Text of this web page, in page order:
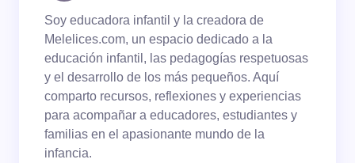
Your Comment *
Save my name and email in this browser for the
Soy educadora infantil y la creadora de
Melelices.com, un espacio dedicado a la
educación infantil, las pedagogías respetuosas
y el desarrollo de los más pequeños. Aquí
comparto recursos, reflexiones y experiencias
para acompañar a educadores, estudiantes y
familias en el apasionante mundo de la
infancia.